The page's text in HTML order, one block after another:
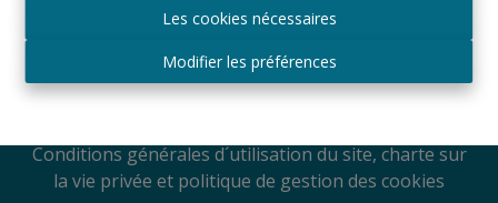
Les cookies nécessaires
Modifier les préférences
Rue du Luxembourg 16B, 1000 Bruxelles, Belgique
du 29juin 2018
RC Professionnelle et Cautionnement via Axa
Conditions générales d´utilisation du site, charte sur
la vie privée et politique de gestion des cookies